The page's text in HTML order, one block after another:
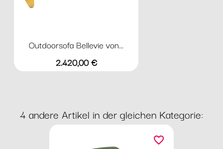
Outdoorsofa Bellevie von...
Preis
2.420,00 €
4 andere Artikel in der gleichen Kategorie:
favorite_border